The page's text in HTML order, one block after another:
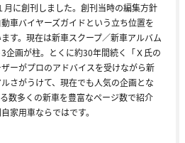
月に創刊しました。創刊当時の編集方針
車バイヤーズガイドという立ち位置を
す。現在は新車スクープ／新車アルバム
企画が柱。とくに約30年間続く「Ｘ氏の
ーがプロのアドバイスを受けながら新
さがうけて、現在でも人気の企画とな
数多くの新車を豊富なページ数で紹介
家用車ならではです。